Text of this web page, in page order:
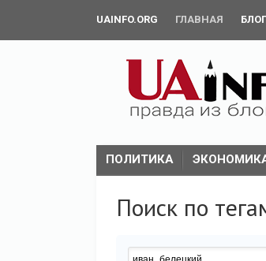
UAINFO.ORG ГЛАВНАЯ
ПОЛИТИКА
Поиск по